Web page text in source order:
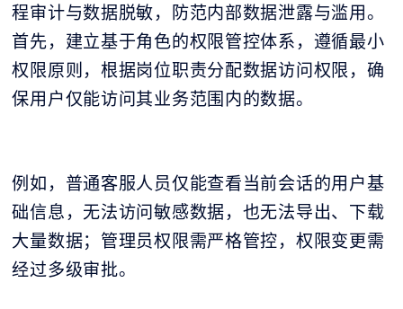
程审计与数据脱敏，防范内部数据泄露与滥用。
首先，建立基于角色的权限管控体系，遵循最小
权限原则，根据岗位职责分配数据访问权限，确
保用户仅能访问其业务范围内的数据。
例如，普通客服人员仅能查看当前会话的用户基
础信息，无法访问敏感数据，也无法导出、下载
大量数据；管理员权限需严格管控，权限变更需
经过多级审批。